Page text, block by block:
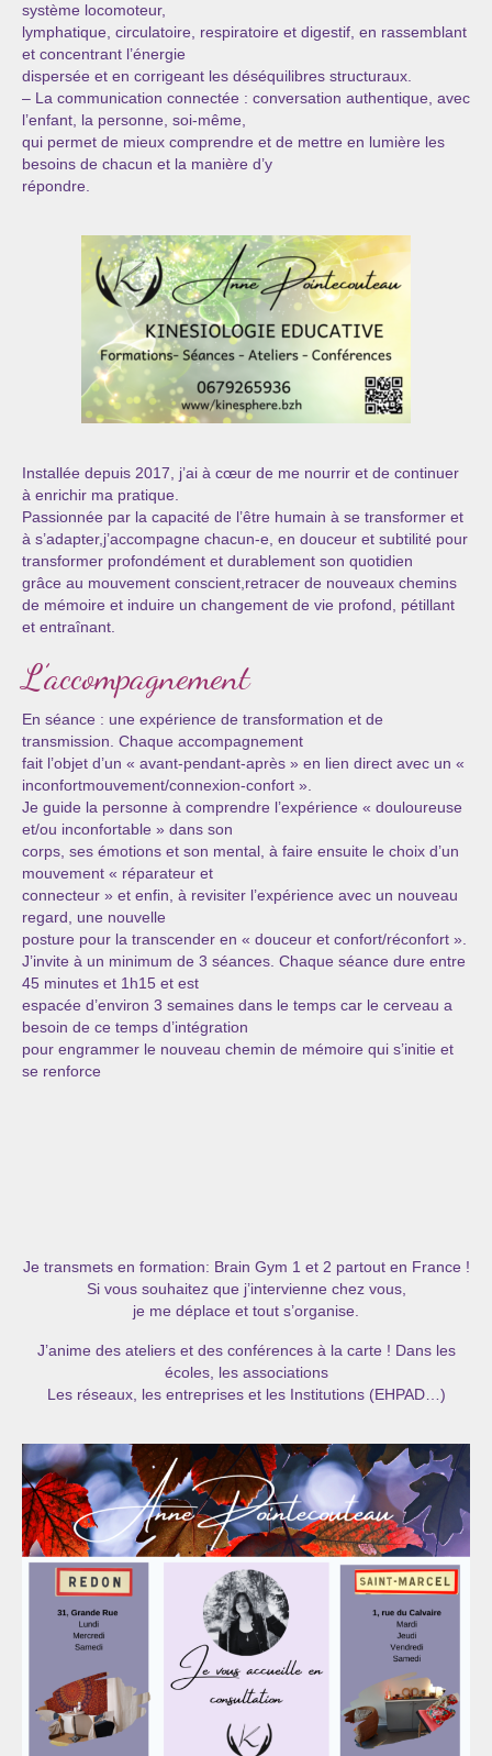
système locomoteur,
lymphatique, circulatoire, respiratoire et digestif, en rassemblant
et concentrant l’énergie
dispersée et en corrigeant les déséquilibres structuraux.
– La communication connectée : conversation authentique, avec
l’enfant, la personne, soi-même,
qui permet de mieux comprendre et de mettre en lumière les
besoins de chacun et la manière d’y
répondre.
Installée depuis 2017, j’ai à cœur de me nourrir et de continuer
à enrichir ma pratique.
Passionnée par la capacité de l’être humain à se transformer et
à s’adapter,j’accompagne chacun-e, en douceur et subtilité pour
transformer profondément et durablement son quotidien
grâce au mouvement conscient,retracer de nouveaux chemins
de mémoire et induire un changement de vie profond, pétillant
et entraînant.
L’accompagnement
En séance : une expérience de transformation et de
transmission. Chaque accompagnement
fait l’objet d’un « avant-pendant-après » en lien direct avec un «
inconfortmouvement/connexion-confort ».
Je guide la personne à comprendre l’expérience « douloureuse
et/ou inconfortable » dans son
corps, ses émotions et son mental, à faire ensuite le choix d’un
mouvement « réparateur et
connecteur » et enfin, à revisiter l’expérience avec un nouveau
regard, une nouvelle
posture pour la transcender en « douceur et confort/réconfort ».
J’invite à un minimum de 3 séances. Chaque séance dure entre
45 minutes et 1h15 et est
espacée d’environ 3 semaines dans le temps car le cerveau a
besoin de ce temps d’intégration
pour engrammer le nouveau chemin de mémoire qui s’initie et
se renforce
Je transmets en formation: Brain Gym 1 et 2 partout en France !
Si vous souhaitez que j’intervienne chez vous,
je me déplace et tout s’organise.
J’anime des ateliers et des conférences à la carte ! Dans les
écoles, les associations
Les réseaux, les entreprises et les Institutions (EHPAD…)